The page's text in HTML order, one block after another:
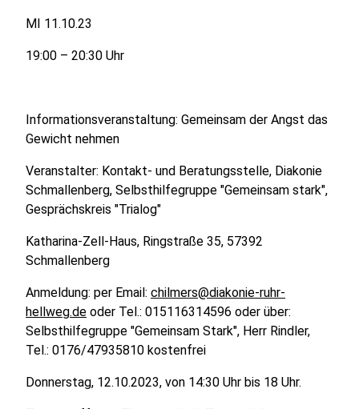
MI 11.10.23
19:00 – 20:30 Uhr
Informationsveranstaltung: Gemeinsam der Angst das
Gewicht nehmen
Veranstalter: Kontakt- und Beratungsstelle, Diakonie
Schmallenberg, Selbsthilfegruppe "Gemeinsam stark",
Gesprächskreis "Trialog"
Katharina-Zell-Haus, Ringstraße 35, 57392
Schmallenberg
Anmeldung: per Email: chilmers@diakonie-ruhr-
hellweg.de oder Tel.: 015116314596 oder über:
Selbsthilfegruppe "Gemeinsam Stark", Herr Rindler,
Tel.: 0176/47935810 kostenfrei
Donnerstag, 12.10.2023, von 14:30 Uhr bis 18 Uhr.